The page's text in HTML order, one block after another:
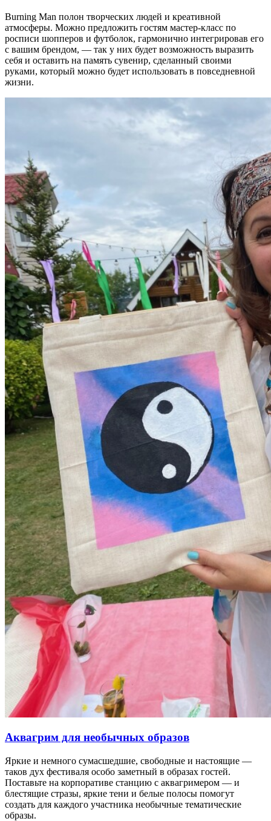
Burning Man полон творческих людей и креативной
атмосферы. Можно предложить гостям мастер-класс по
росписи шопперов и футболок, гармонично интегрировав его
с вашим брендом, — так у них будет возможность выразить
себя и оставить на память сувенир, сделанный своими
руками, который можно будет использовать в повседневной
жизни.
Аквагрим для необычных образов
Яркие и немного сумасшедшие, свободные и настоящие —
таков дух фестиваля особо заметный в образах гостей.
Поставьте на корпоративе станцию с аквагримером — и
блестящие стразы, яркие тени и белые полосы помогут
создать для каждого участника необычные тематические
образы.